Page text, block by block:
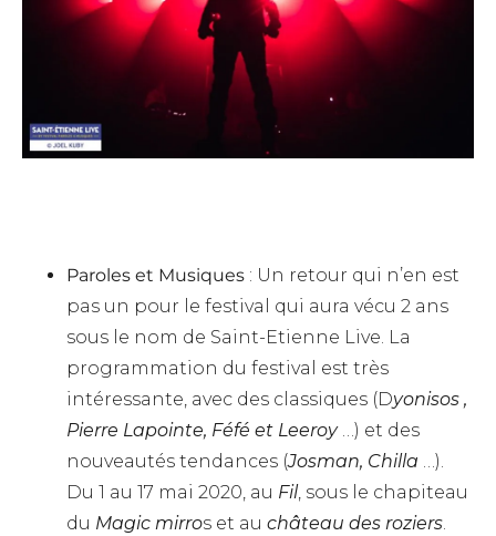
Paroles et Musiques : Un retour qui n’en est
pas un pour le festival qui aura vécu 2 ans
sous le nom de Saint-Etienne Live. La
programmation du festival est très
intéressante, avec des classiques (Dyonisos ,
Pierre Lapointe, Féfé et Leeroy…) et des
nouveautés tendances (Josman, Chilla …).
Du 1 au 17 mai 2020, au Fil, sous le chapiteau
du Magic mirros et au château des roziers.